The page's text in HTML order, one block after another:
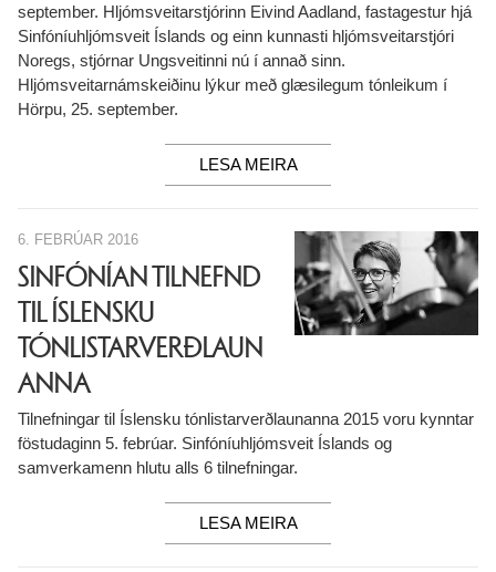
september. Hljómsveitarstjórinn Eivind Aadland, fastagestur hjá
Sinfóníuhljómsveit Íslands og einn kunnasti hljómsveitarstjóri
Noregs, stjórnar Ungsveitinni nú í annað sinn.
Hljómsveitarnámskeiðinu lýkur með glæsilegum tónleikum í
Hörpu, 25. september.
LESA MEIRA
6. FEBRÚAR 2016
SINFÓNÍAN TILNEFND
TIL ÍSLENSKU
TÓNLISTARVERÐLAUN
ANNA
Tilnefningar til Íslensku tónlistarverðlaunanna 2015 voru kynntar
föstudaginn 5. febrúar. Sinfóníuhljómsveit Íslands og
samverkamenn hlutu alls 6 tilnefningar.
LESA MEIRA